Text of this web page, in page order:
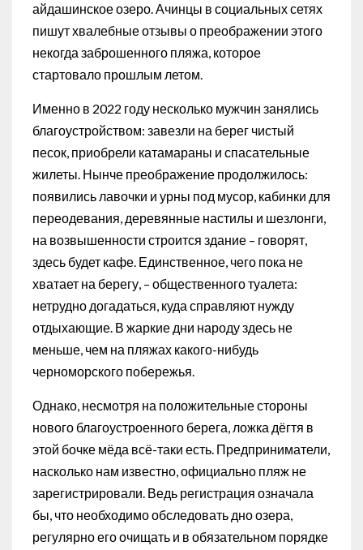
айдашинское озеро. Ачинцы в социальных сетях
пишут хвалебные отзывы о преображении этого
некогда заброшенного пляжа, которое
стартовало прошлым летом.
Именно в 2022 году несколько мужчин занялись
благоустройством: завезли на берег чистый
песок, приобрели катамараны и спасательные
жилеты. Нынче преображение продолжилось:
появились лавочки и урны под мусор, кабинки для
переодевания, деревянные настилы и шезлонги,
на возвышенности строится здание – говорят,
здесь будет кафе. Единственное, чего пока не
хватает на берегу, – общественного туалета:
нетрудно догадаться, куда справляют нужду
отдыхающие. В жаркие дни народу здесь не
меньше, чем на пляжах какого-нибудь
черноморского побережья.
Однако, несмотря на положительные стороны
нового благоустроенного берега, ложка дёгтя в
этой бочке мёда всё-таки есть. Предприниматели,
насколько нам известно, официально пляж не
зарегистрировали. Ведь регистрация означала
бы, что необходимо обследовать дно озера,
регулярно его очищать и в обязательном порядке